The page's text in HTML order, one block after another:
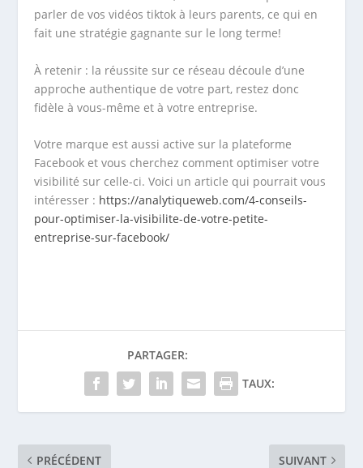
parler de vos vidéos tiktok à leurs parents, ce qui en
fait une stratégie gagnante sur le long terme!
À retenir : la réussite sur ce réseau découle d’une
approche authentique de votre part, restez donc
fidèle à vous-même et à votre entreprise.
Votre marque est aussi active sur la plateforme
Facebook et vous cherchez comment optimiser votre
visibilité sur celle-ci. Voici un article qui pourrait vous
intéresser : https://analytiqueweb.com/4-conseils-
pour-optimiser-la-visibilite-de-votre-petite-
entreprise-sur-facebook/
PARTAGER:
TAUX:
PRÉCÉDENT SUIVANT